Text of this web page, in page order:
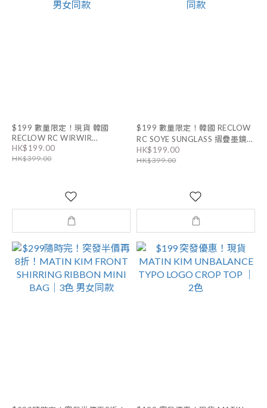
$199 數量限定！現貨 韓國
RECLOW RC WIRWIR
SUNGLASS 摺疊墨鏡｜2色 男女
同款
HK$199.00
HK$399.00
$199 數量限定！韓國 RECLOW
RC SOYE SUNGLASS 摺疊墨鏡｜
男女同款
HK$199.00
HK$399.00